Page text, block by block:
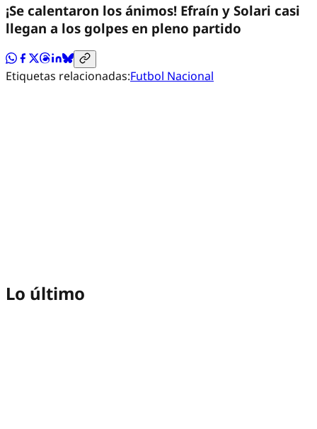
¡Se calentaron los ánimos! Efraín y Solari casi
llegan a los golpes en pleno partido
Etiquetas relacionadas:Futbol Nacional
Lo último